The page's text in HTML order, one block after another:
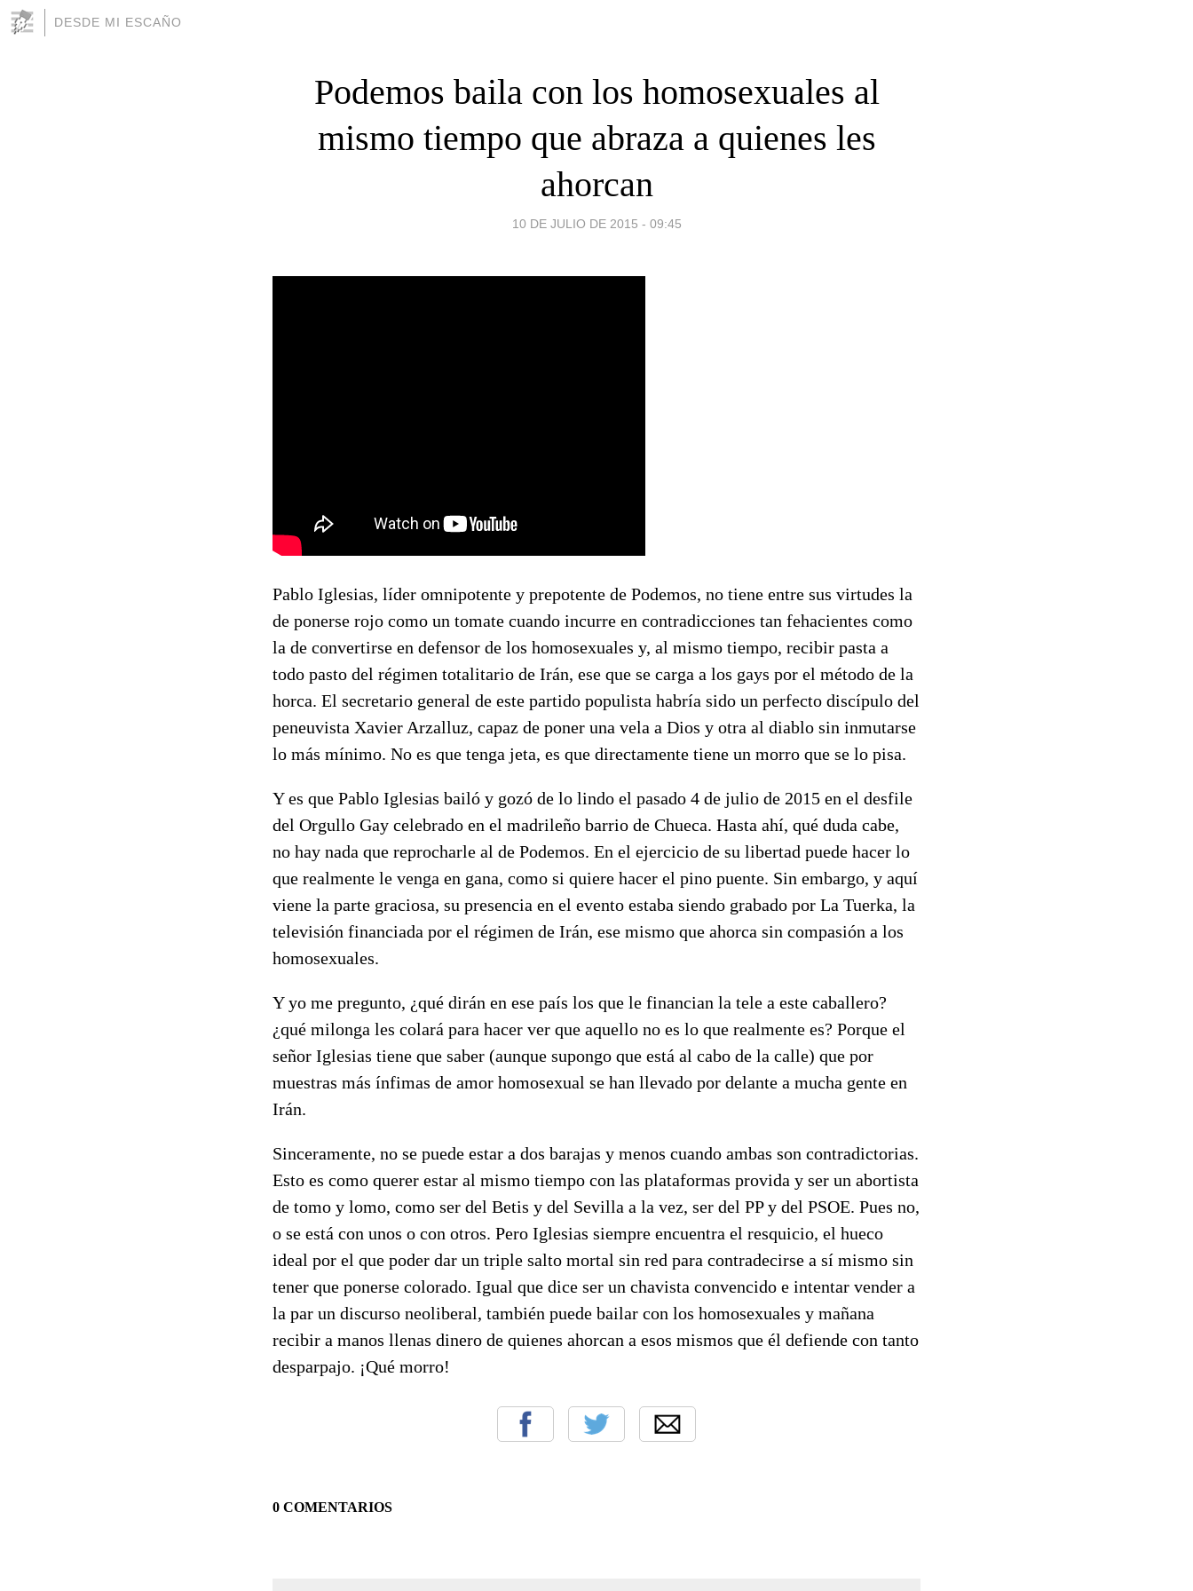
DESDE MI ESCAÑO
Podemos baila con los homosexuales al
mismo tiempo que abraza a quienes les
ahorcan
10 DE JULIO DE 2015 - 09:45
Pablo Iglesias, líder omnipotente y prepotente de Podemos, no tiene entre sus virtudes la
de ponerse rojo como un tomate cuando incurre en contradicciones tan fehacientes como
la de convertirse en defensor de los homosexuales y, al mismo tiempo, recibir pasta a
todo pasto del régimen totalitario de Irán, ese que se carga a los gays por el método de la
horca. El secretario general de este partido populista habría sido un perfecto discípulo del
peneuvista Xavier Arzalluz, capaz de poner una vela a Dios y otra al diablo sin inmutarse
lo más mínimo. No es que tenga jeta, es que directamente tiene un morro que se lo pisa.
Y es que Pablo Iglesias bailó y gozó de lo lindo el pasado 4 de julio de 2015 en el desfile
del Orgullo Gay celebrado en el madrileño barrio de Chueca. Hasta ahí, qué duda cabe,
no hay nada que reprocharle al de Podemos. En el ejercicio de su libertad puede hacer lo
que realmente le venga en gana, como si quiere hacer el pino puente. Sin embargo, y aquí
viene la parte graciosa, su presencia en el evento estaba siendo grabado por La Tuerka, la
televisión financiada por el régimen de Irán, ese mismo que ahorca sin compasión a los
homosexuales.
Y yo me pregunto, ¿qué dirán en ese país los que le financian la tele a este caballero?
¿qué milonga les colará para hacer ver que aquello no es lo que realmente es? Porque el
señor Iglesias tiene que saber (aunque supongo que está al cabo de la calle) que por
muestras más ínfimas de amor homosexual se han llevado por delante a mucha gente en
Irán.
Sinceramente, no se puede estar a dos barajas y menos cuando ambas son contradictorias.
Esto es como querer estar al mismo tiempo con las plataformas provida y ser un abortista
de tomo y lomo, como ser del Betis y del Sevilla a la vez, ser del PP y del PSOE. Pues no,
o se está con unos o con otros. Pero Iglesias siempre encuentra el resquicio, el hueco
ideal por el que poder dar un triple salto mortal sin red para contradecirse a sí mismo sin
tener que ponerse colorado. Igual que dice ser un chavista convencido e intentar vender a
la par un discurso neoliberal, también puede bailar con los homosexuales y mañana
recibir a manos llenas dinero de quienes ahorcan a esos mismos que él defiende con tanto
desparpajo. ¡Qué morro!
0 COMENTARIOS